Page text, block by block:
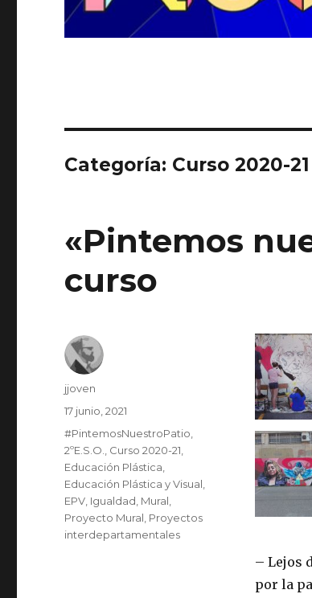
Categoría: Curso 2020-21
«Pintemos
curso
– Lejos
por la
Autor
jjoven
Publicado
el
17 junio, 2021
Categorías
#PintemosNuestroPatio
2ºE.S.O.
Curso 2020-21
Educación Plástica
Educación Plástica y Visual
EPV Igualdad Mural
Proyecto Mural Proyectos
interdepartamentales